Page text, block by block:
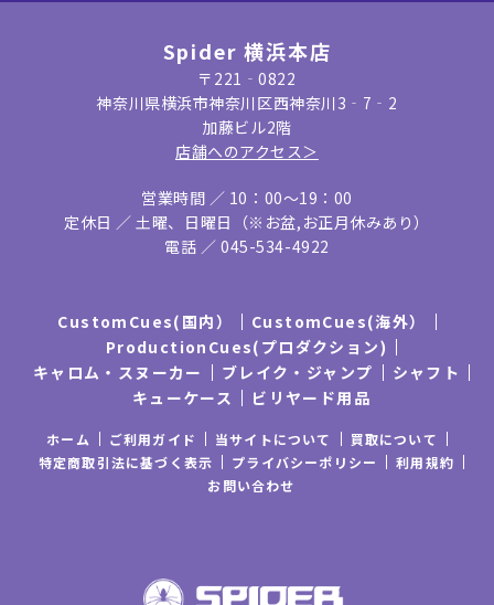
Spider 横浜本店
〒221‐0822
神奈川県横浜市神奈川区⻄神奈川3‐7‐2
加藤ビル2階
店舗へのアクセス＞
営業時間 ／ 10：00〜19：00
定休⽇ ／ ⼟曜、⽇曜⽇（※お盆,お正⽉休みあり）
電話 ／ 045-534-4922
CustomCues(国内）
CustomCues(海外）
ProductionCues(プロダクション)
キャロム・スヌーカー
ブレイク・ジャンプ
シャフト
キューケース
ビリヤード用品
ホーム ご利⽤ガイド 当サイトについて
買取について
特定商取引法に基づく表示
プライバシーポリシー
利⽤規約
お問い合わせ